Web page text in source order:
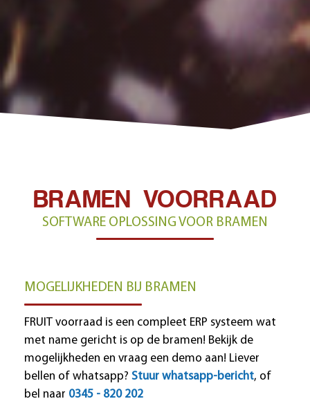
BRAMEN VOORRAAD
SOFTWARE OPLOSSING VOOR BRAMEN
MOGELIJKHEDEN BIJ BRAMEN
FRUIT voorraad is een compleet ERP systeem wat
met name gericht is op de bramen! Bekijk de
mogelijkheden en vraag een demo aan! Liever
bellen of whatsapp? Stuur whatsapp-bericht, of
bel naar 0345 - 820 202